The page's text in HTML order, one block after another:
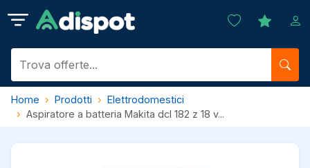
Home Prodotti
Elettrodomestici
Aspiratore a batteria Makita dcl 182 z 18 v...